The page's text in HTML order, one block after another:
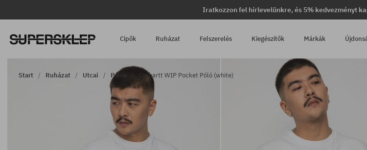
Iratkozzon fel hírlevelünkre, és 5% kedvezményt
Cipők Ruházat Felszerelés Kiegészítők Márkák
Start Ruházat Utcai Pólók Carhartt WIP Pocket Póló (white)